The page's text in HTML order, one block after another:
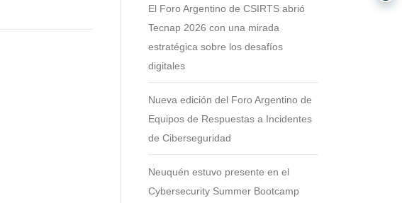
El Foro Argentino de CSIRTS abrió
Tecnap 2026 con una mirada
estratégica sobre los desafíos
digitales
Nueva edición del Foro Argentino de
Equipos de Respuestas a Incidentes
de Ciberseguridad
Neuquén estuvo presente en el
Cybersecurity Summer Bootcamp